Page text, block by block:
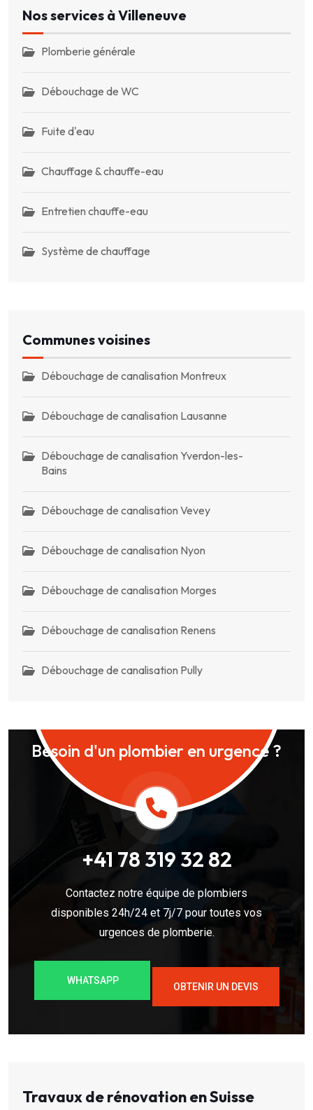
Nos services à Villeneuve
Plomberie générale
Débouchage de WC
Fuite d'eau
Chauffage & chauffe-eau
Entretien chauffe-eau
Système de chauffage
Communes voisines
Débouchage de canalisation Montreux
Débouchage de canalisation Lausanne
Débouchage de canalisation Yverdon-les-
Bains
Débouchage de canalisation Vevey
Débouchage de canalisation Nyon
Débouchage de canalisation Morges
Débouchage de canalisation Renens
Débouchage de canalisation Pully
Besoin d'un plombier en urgence ?
+41 78 319 32 82
Contactez notre équipe de plombiers
disponibles 24h/24 et 7j/7 pour toutes vos
urgences de plomberie.
WHATSAPP
OBTENIR UN DEVIS
Travaux de rénovation en Suisse